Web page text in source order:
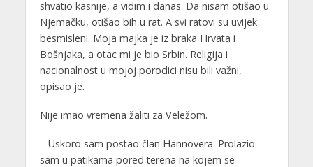
shvatio kasnije, a vidim i danas. Da nisam otišao u
Njemačku, otišao bih u rat. A svi ratovi su uvijek
besmisleni. Moja majka je iz braka Hrvata i
Bošnjaka, a otac mi je bio Srbin. Religija i
nacionalnost u mojoj porodici nisu bili važni,
opisao je.
Nije imao vremena žaliti za Veležom.
– Uskoro sam postao član Hannovera. Prolazio
sam u patikama pored terena na kojem se